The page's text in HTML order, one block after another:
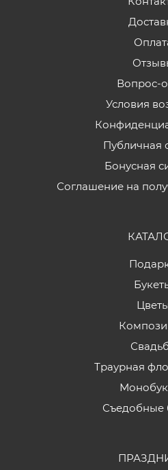
Вопрос-
Условия
Публичная
Бонусная
Соглашение на
Траурная
Съедобные